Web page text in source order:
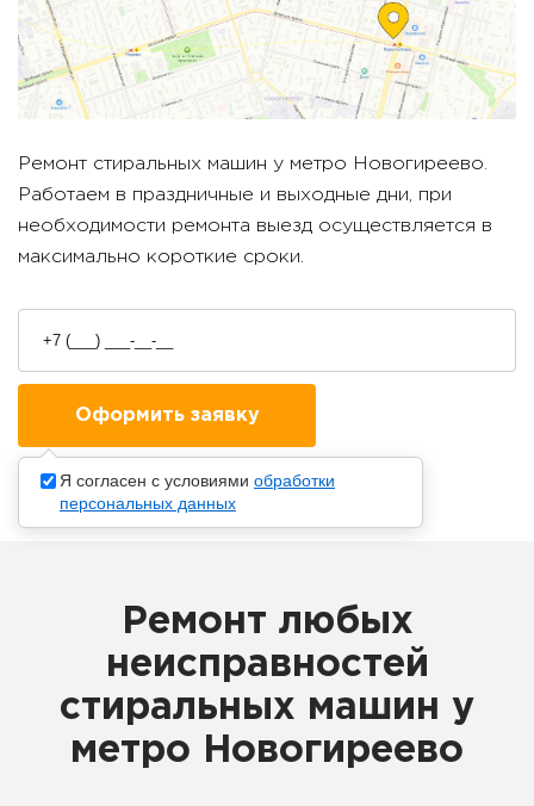
Ремонт стиральных машин у метро Новогиреево.
Работаем в праздничные и выходные дни, при
необходимости ремонта выезд осуществляется в
максимально короткие сроки.
Ремонт любых
неисправностей
стиральных машин у
метро Новогиреево
Я согласен с условиями обработки
персональных данных